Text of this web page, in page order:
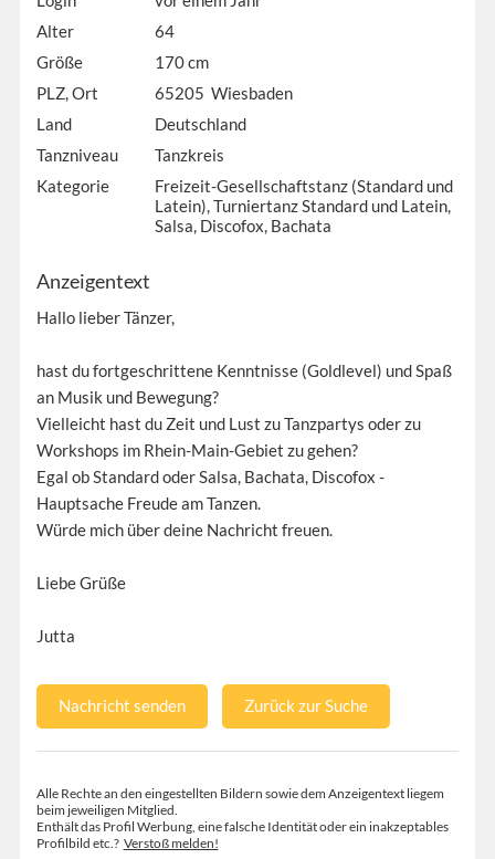
Alter
64
Größe
170 cm
PLZ, Ort
65205 Wiesbaden
Land
Deutschland
Tanzniveau
Tanzkreis
Kategorie
Freizeit-Gesellschaftstanz (Standard und
Latein), Turniertanz Standard und Latein,
Salsa, Discofox, Bachata
Anzeigentext
Hallo lieber Tänzer,
hast du fortgeschrittene Kenntnisse (Goldlevel) und Spaß
an Musik und Bewegung?
Vielleicht hast du Zeit und Lust zu Tanzpartys oder zu
Workshops im Rhein-Main-Gebiet zu gehen?
Egal ob Standard oder Salsa, Bachata, Discofox -
Hauptsache Freude am Tanzen.
Würde mich über deine Nachricht freuen.
Liebe Grüße
Jutta
Nachricht senden Zurück zur Suche
Alle Rechte an den eingestellten Bildern sowie dem Anzeigentext liegem
beim jeweiligen Mitglied.
Enthält das Profil Werbung, eine falsche Identität oder ein inakzeptables
Profilbild etc.? Verstoß melden!